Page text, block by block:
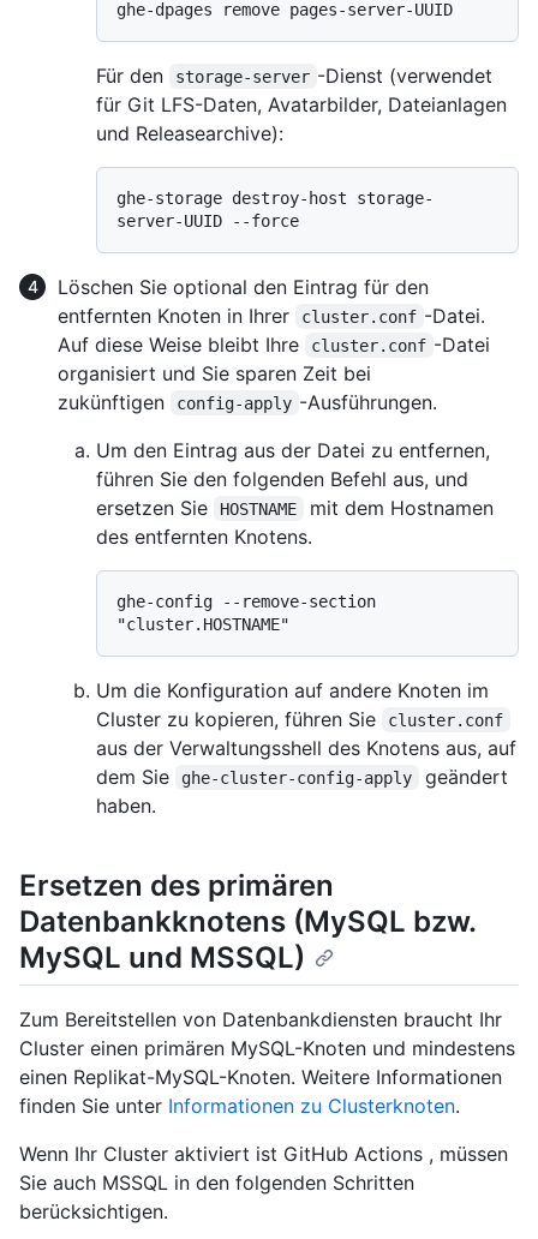
Für den storage-server -Dienst (verwendet
für Git LFS-Daten, Avatarbilder, Dateianlagen
und Releasearchive):
ghe-storage destroy-host storage-
Löschen Sie optional den Eintrag für den
entfernten Knoten in Ihrer
cluster.conf -Datei.
Auf diese Weise bleibt Ihre
cluster.conf -Datei
organisiert und Sie sparen Zeit bei
zukünftigen
config-apply -Ausführungen.
Um den Eintrag aus der Datei zu entfernen,
führen Sie den folgenden Befehl aus, und
ersetzen Sie
HOSTNAME
mit dem Hostnamen
des entfernten Knotens.
ghe-config --remove-section
Um die Konfiguration auf andere Knoten im
Cluster zu kopieren, führen Sie
cluster.conf
aus der Verwaltungsshell des Knotens aus, auf
dem Sie
ghe-cluster-config-apply
geändert
haben.
Ersetzen des primären
Datenbankknotens (MySQL bzw.
MySQL und MSSQL)
Zum Bereitstellen von Datenbankdiensten braucht Ihr
Cluster einen primären MySQL-Knoten und mindestens
einen Replikat-MySQL-Knoten. Weitere Informationen
finden Sie unter Informationen zu Clusterknoten.
Wenn Ihr Cluster aktiviert ist GitHub Actions , müssen
Sie auch MSSQL in den folgenden Schritten
berücksichtigen.